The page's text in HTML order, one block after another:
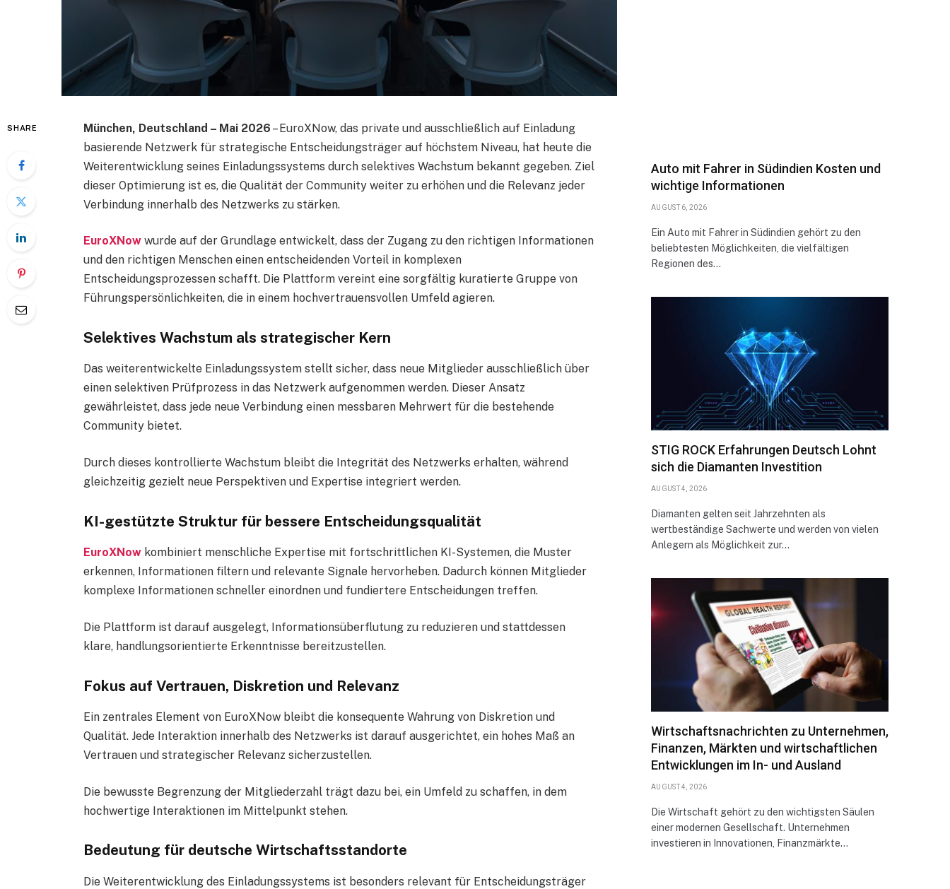
SHARE München, Deutschland – Mai 2026 – EuroXNow, das private und ausschließlich auf Einladung
basierende Netzwerk für strategische Entscheidungsträger auf höchstem Niveau, hat heute die
Weiterentwicklung seines Einladungssystems durch selektives Wachstum bekannt gegeben. Ziel
dieser Optimierung ist es, die Qualität der Community weiter zu erhöhen und die Relevanz jeder
Verbindung innerhalb des Netzwerks zu stärken.
EuroXNowwurde auf der Grundlage entwickelt, dass der Zugang zu den richtigen Informationen
und den richtigen Menschen einen entscheidenden Vorteil in komplexen
Entscheidungsprozessen schafft. Die Plattform vereint eine sorgfältig kuratierte Gruppe von
Führungspersönlichkeiten, die in einem hochvertrauensvollen Umfeld agieren.
Selektives Wachstum als strategischer Kern
Das weiterentwickelte Einladungssystem stellt sicher, dass neue Mitglieder ausschließlich über
einen selektiven Prüfprozess in das Netzwerk aufgenommen werden. Dieser Ansatz
gewährleistet, dass jede neue Verbindung einen messbaren Mehrwert für die bestehende
Community bietet.
Durch dieses kontrollierte Wachstum bleibt die Integrität des Netzwerks erhalten, während
gleichzeitig gezielt neue Perspektiven und Expertise integriert werden.
KI-gestützte Struktur für bessere Entscheidungsqualität
EuroXNowkombiniert menschliche Expertise mit fortschrittlichen KI-Systemen, die Muster
erkennen, Informationen filtern und relevante Signale hervorheben. Dadurch können Mitglieder
komplexe Informationen schneller einordnen und fundiertere Entscheidungen treffen.
Die Plattform ist darauf ausgelegt, Informationsüberflutung zu reduzieren und stattdessen
klare, handlungsorientierte Erkenntnisse bereitzustellen.
Fokus auf Vertrauen, Diskretion und Relevanz
Ein zentrales Element von EuroXNow bleibt die konsequente Wahrung von Diskretion und
Qualität. Jede Interaktion innerhalb des Netzwerks ist darauf ausgerichtet, ein hohes Maß an
Vertrauen und strategischer Relevanz sicherzustellen.
Die bewusste Begrenzung der Mitgliederzahl trägt dazu bei, ein Umfeld zu schaffen, in dem
hochwertige Interaktionen im Mittelpunkt stehen.
Bedeutung für deutsche Wirtschaftsstandorte
Die Weiterentwicklung des Einladungssystems ist besonders relevant für Entscheidungsträger
Auto mit Fahrer in Südindien Kosten und
wichtige Informationen
AUGUST 6, 2026
Ein Auto mit Fahrer in Südindien gehört zu den
beliebtesten Möglichkeiten, die vielfältigen
Regionen des…
STIG ROCK Erfahrungen Deutsch Lohnt
sich die Diamanten Investition
AUGUST 4, 2026
Diamanten gelten seit Jahrzehnten als
wertbeständige Sachwerte und werden von vielen
Anlegern als Möglichkeit zur…
Wirtschaftsnachrichten zu Unternehmen,
Finanzen, Märkten und wirtschaftlichen
Entwicklungen im In- und Ausland
AUGUST 4, 2026
Die Wirtschaft gehört zu den wichtigsten Säulen
einer modernen Gesellschaft. Unternehmen
investieren in Innovationen, Finanzmärkte…